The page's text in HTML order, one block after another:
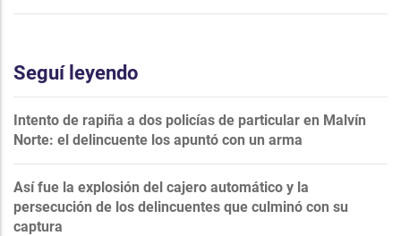
Seguí leyendo
Intento de rapiña a dos policías de particular en Malvín
Norte: el delincuente los apuntó con un arma
Así fue la explosión del cajero automático y la
persecución de los delincuentes que culminó con su
captura